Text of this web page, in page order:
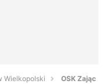
Wielkopolski OSK Zając